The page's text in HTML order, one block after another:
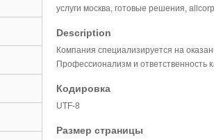
услуги москва, готовые решения,
Description
Компания специализируется на
Профессионализм и ответственность к
Кодировка
UTF-8
Размер страницы